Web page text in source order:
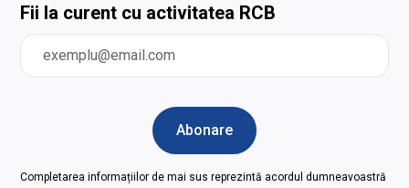
Fii la curent cu activitatea RCB
Completarea informațiilor de mai sus reprezintă acordul dumneavoastră